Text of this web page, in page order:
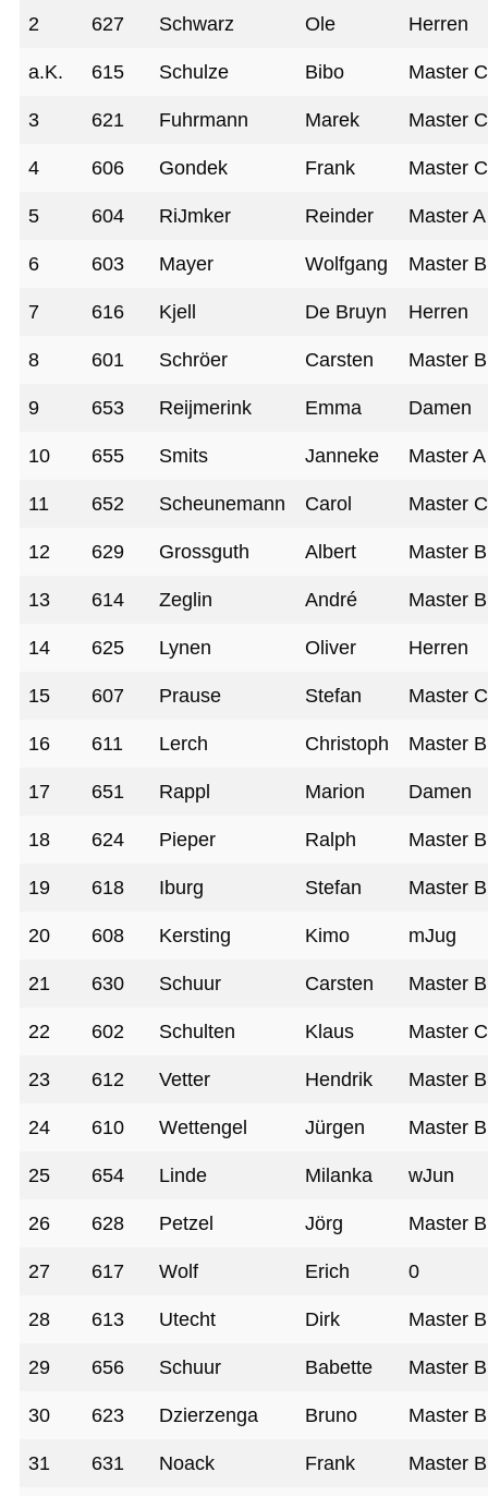
2 627 Schwarz Ole Herren
a.K. 615 Schulze Bibo Master C
3 621 Fuhrmann Marek Master C
4 606 Gondek Frank Master C
5 604 RiJmker Reinder Master A
6 603 Mayer Wolfgang Master B
7 616 Kjell De Bruyn Herren
8 601 Schröer Carsten Master B
9 653 Reijmerink Emma Damen
10 655 Smits Janneke Master A
11 652 Scheunemann Carol Master C
12 629 Grossguth Albert Master B
13 614 Zeglin André Master B
14 625 Lynen Oliver Herren
15 607 Prause Stefan Master C
16 611 Lerch Christoph Master B
17 651 Rappl Marion Damen
18 624 Pieper Ralph Master B
19 618 Iburg Stefan Master B
20 608 Kersting Kimo mJug
21 630 Schuur Carsten Master B
22 602 Schulten Klaus Master C
23 612 Vetter Hendrik Master B
24 610 Wettengel Jürgen Master B
25 654 Linde Milanka wJun
26 628 Petzel Jörg Master B
27 617 Wolf Erich 0
28 613 Utecht Dirk Master B
29 656 Schuur Babette Master B
30 623 Dzierzenga Bruno Master B
31 631 Noack Frank Master B